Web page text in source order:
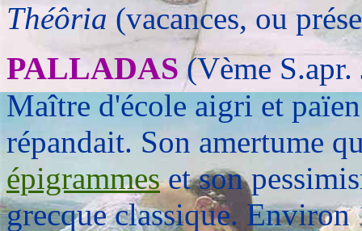
Théôria (vacances, ou
PALLADAS (Vème S.apr.
Maître d'école aigri et
répandait. Son amertume
épigrammeset son
grecque classique. Environ